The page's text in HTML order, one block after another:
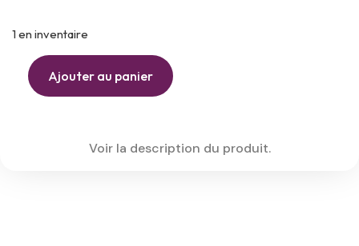
1 en inventaire
Ajouter au panier
Voir la description du produit.